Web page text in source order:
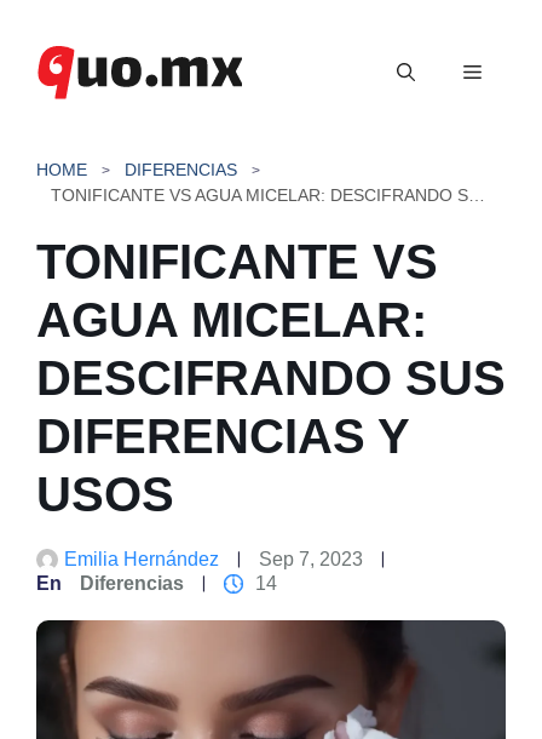
contenido
Menú
HOME
DIFERENCIAS
TONIFICANTE VS
AGUA MICELAR:
DESCIFRANDO SUS
DIFERENCIAS Y
USOS
Emilia Hernández
Sep 7, 2023
En
Diferencias 14